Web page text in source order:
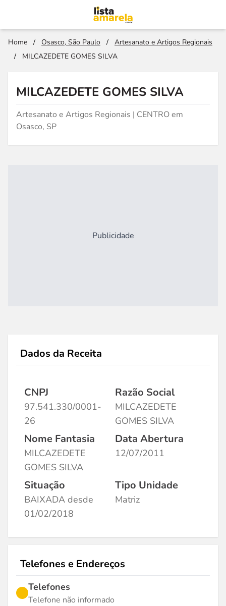
Home / Osasco, São Paulo /
Artesanato e Artigos Regionais
/
MILCAZEDETE GOMES SILVA
MILCAZEDETE GOMES SILVA
Artesanato e Artigos Regionais | CENTRO em
Osasco, SP
Publicidade
Dados da Receita
CNPJ
97.541.330/0001-
26
Razão Social
MILCAZEDETE
GOMES SILVA
Nome Fantasia
MILCAZEDETE
GOMES SILVA
Data Abertura
12/07/2011
Situação
BAIXADA desde
01/02/2018
Tipo Unidade
Matriz
Telefones e Endereços
Telefones
Telefone não informado